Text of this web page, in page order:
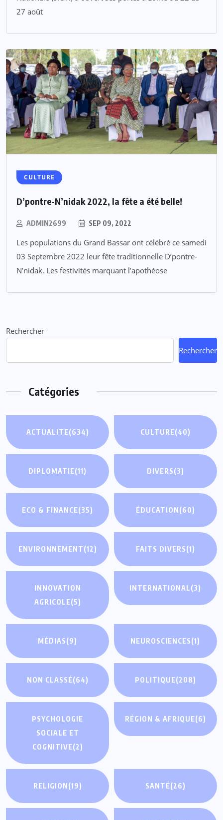
27 août
CULTURE
D’pontre-N’nidak 2022, la fête a été belle!
ADMIN2699 SEP 09, 2022
Les populations du Grand Bassar ont célébré ce samedi
03 Septembre 2022 leur fête traditionnelle D’pontre-
N’nidak. Les festivités marquant l’apothéose
Rechercher
Rechercher
Catégories
ACTUALITE(634) CULTURE(40)
DIPLOMATIE(11) DIVERS(3)
ECO & FINANCE(35) ÉDUCATION(60)
ENVIRONNEMENT(12) FAITS DIVERS(1)
INNOVATION
AGRICOLE(5)
INTERNATIONAL(3)
MÉDIAS(9) NEUROSCIENCES(1)
NON CLASSÉ(64) POLITIQUE(208)
PSYCHOLOGIE
SOCIALE ET
COGNITIVE(2)
RÉGION & AFRIQUE(6)
RELIGION(19) SANTÉ(26)